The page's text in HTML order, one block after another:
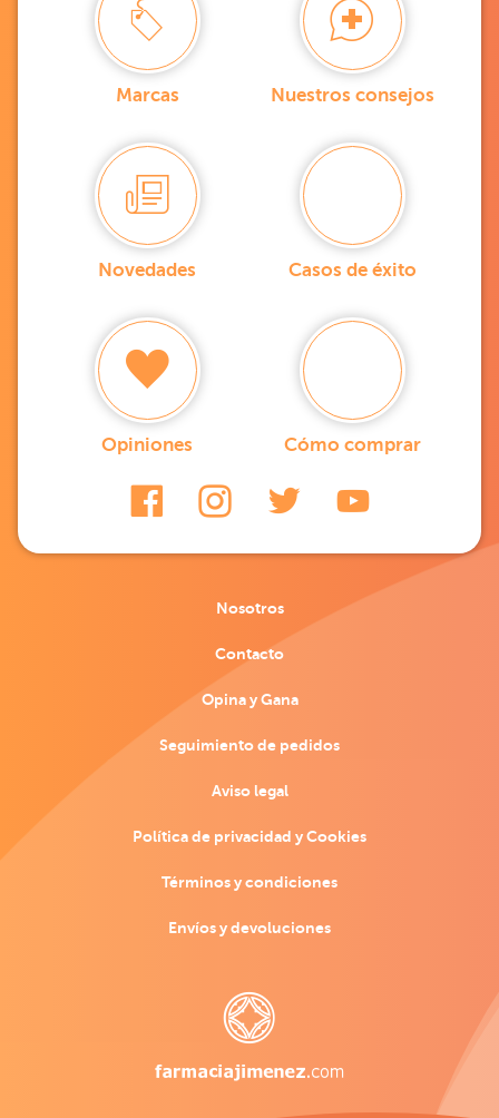
Marcas Nuestros consejos
Novedades Casos de éxito
Opiniones Cómo comprar
Nosotros
Contacto
Opina y Gana
Seguimiento de pedidos
Aviso legal
Política de privacidad y Cookies
Términos y condiciones
Envíos y devoluciones